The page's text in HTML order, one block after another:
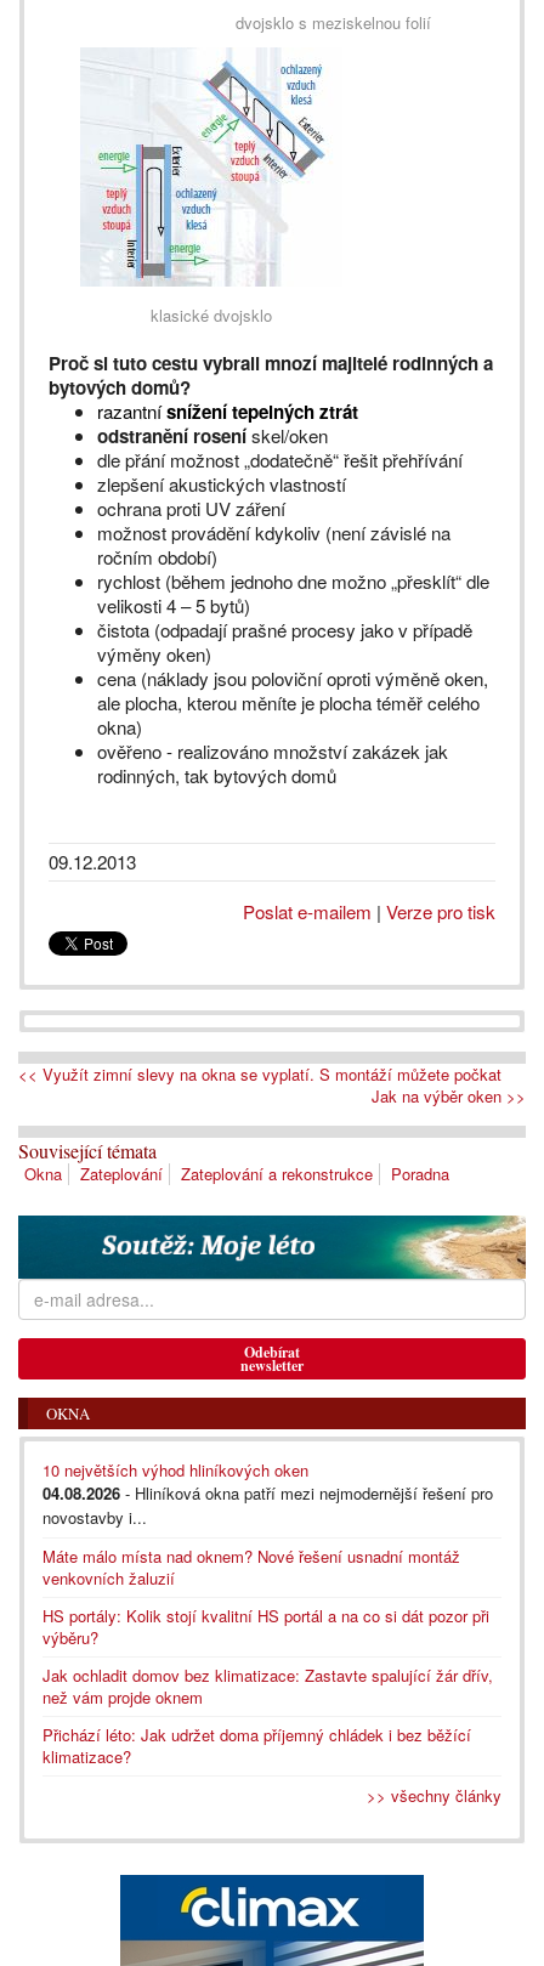
dvojsklo s meziskelnou folií
klasické dvojsklo
Proč si tuto cestu vybrali mnozí majitelé rodinných a
bytových domů?
razantnísnížení tepelných ztrát
odstranění rosenískel/oken
dle přání možnost „dodatečně“ řešit přehřívání
zlepšení akustických vlastností
ochrana proti UV záření
možnost provádění kdykoliv (není závislé na
ročním období)
rychlost (během jednoho dne možno „přesklít“ dle
velikosti 4 – 5 bytů)
čistota (odpadají prašné procesy jako v případě
výměny oken)
cena (náklady jsou poloviční oproti výměně oken,
ale plocha, kterou měníte je plocha téměř celého
okna)
ověřeno - realizováno množství zakázek jak
rodinných, tak bytových domů
09.12.2013
Poslat e-mailem | Verze pro tisk
<< Využít zimní slevy na okna se vyplatí. S montáží můžete počkat
Jak na výběr oken >>
Související témata
Okna Zateplování Zateplování a rekonstrukce Poradna
Odebírat
newsletter
OKNA
10 největších výhod hliníkových oken
04.08.2026 - Hliníková okna patří mezi nejmodernější řešení pro
novostavby i...
Máte málo místa nad oknem? Nové řešení usnadní montáž
venkovních žaluzií
HS portály: Kolik stojí kvalitní HS portál a na co si dát pozor při
výběru?
Jak ochladit domov bez klimatizace: Zastavte spalující žár dřív,
než vám projde oknem
Přichází léto: Jak udržet doma příjemný chládek i bez běžící
klimatizace?
>> všechny články